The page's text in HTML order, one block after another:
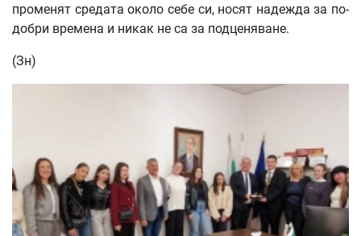
променят средата около себе си, носят надежда за по-
добри времена и никак не са за подценяване.
(Зн)